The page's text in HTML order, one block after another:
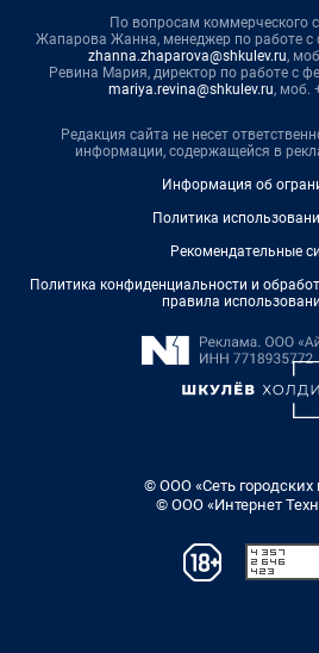
По вопросам коммерческого
Жапарова Жанна, менеджер по работе
zhanna.zhaparova@shkulev.ru,
Ревина Мария, директор по работе с
mariya.revina@shkulev.ru, моб.
Редакция сайта не несет
информации, содержащейся в
Информация об
Политика
Рекомендательные
Политика конфиденциальности и
правила
© ООО «Сеть городских
© ООО «Интернет